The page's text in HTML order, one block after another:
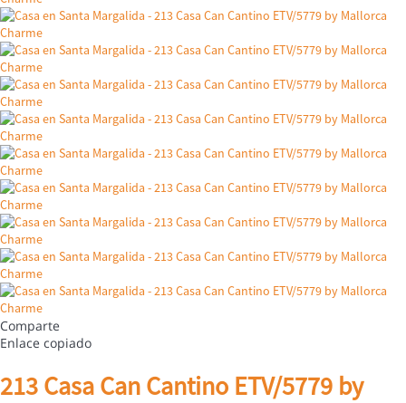
Comparte
Enlace copiado
213 Casa Can Cantino ETV/5779 by